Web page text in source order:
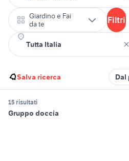
Giardino e Fai
da te
Filtri
Salva ricerca Dal
15 risultati
Gruppo doccia